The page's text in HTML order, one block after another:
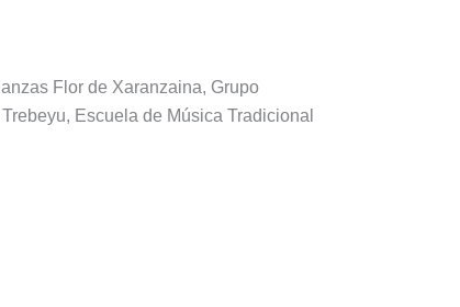
Flor de Xaranzaina, Grupo
Escuela de Música Tradicional